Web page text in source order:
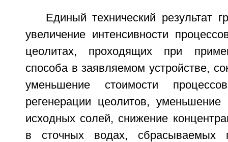
Единый технический результат
увеличение интенсивности
цеолитах, проходящих при
способа в заявляемом устройстве,
уменьшение стоимости
регенерации цеолитов, уменьшение
исходных солей, снижение
в сточных водах, сбрасываемых